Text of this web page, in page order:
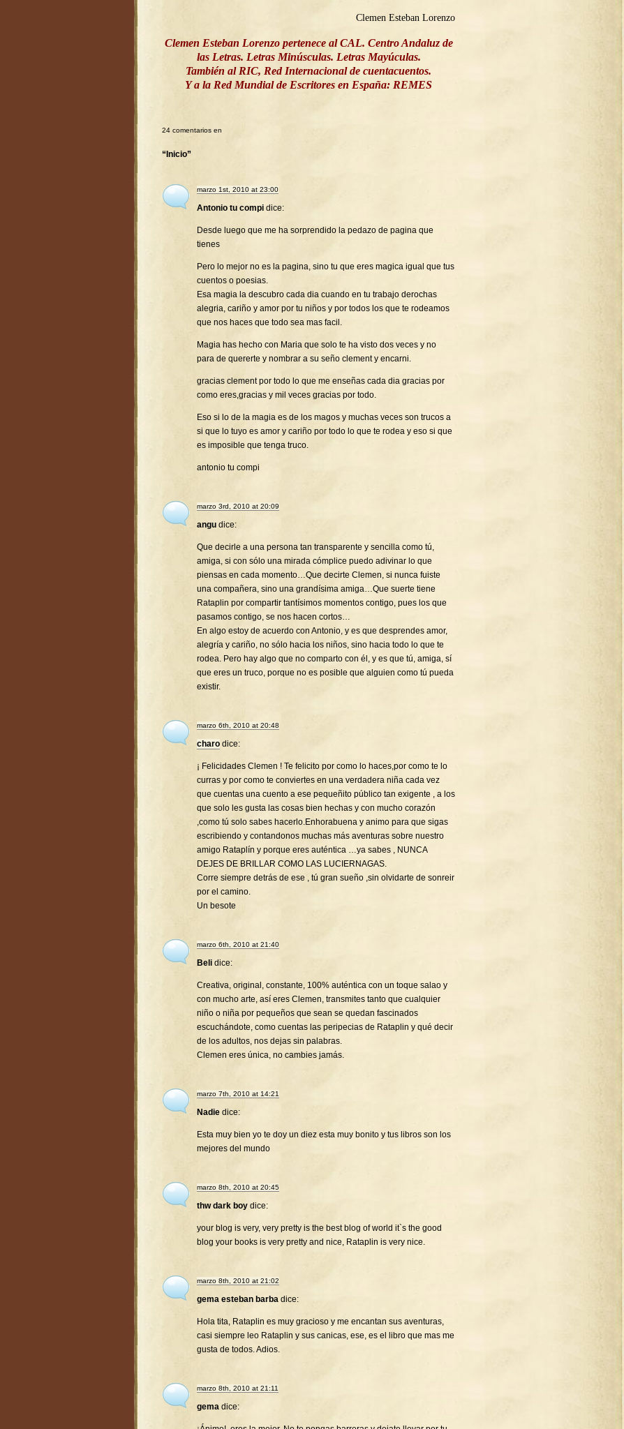
Clemen Esteban Lorenzo
Clemen Esteban Lorenzo pertenece al CAL. Centro Andaluz de
las Letras. Letras Minúsculas. Letras Mayúculas.
También al RIC, Red Internacional de cuentacuentos.
Y a la Red Mundial de Escritores en España: REMES
24 comentarios en
“Inicio”
marzo 1st, 2010 at 23:00
Antonio tu compi dice:
Desde luego que me ha sorprendido la pedazo de pagina que
tienes
Pero lo mejor no es la pagina, sino tu que eres magica igual que tus
cuentos o poesias.
Esa magia la descubro cada dia cuando en tu trabajo derochas
alegria, cariño y amor por tu niños y por todos los que te rodeamos
que nos haces que todo sea mas facil.
Magia has hecho con Maria que solo te ha visto dos veces y no
para de quererte y nombrar a su seño clement y encarni.
gracias clement por todo lo que me enseñas cada dia gracias por
como eres,gracias y mil veces gracias por todo.
Eso si lo de la magia es de los magos y muchas veces son trucos a
si que lo tuyo es amor y cariño por todo lo que te rodea y eso si que
es imposible que tenga truco.
antonio tu compi
marzo 3rd, 2010 at 20:09
angu dice:
Que decirle a una persona tan transparente y sencilla como tú,
amiga, si con sólo una mirada cómplice puedo adivinar lo que
piensas en cada momento…Que decirte Clemen, si nunca fuiste
una compañera, sino una grandísima amiga…Que suerte tiene
Rataplin por compartir tantísimos momentos contigo, pues los que
pasamos contigo, se nos hacen cortos…
En algo estoy de acuerdo con Antonio, y es que desprendes amor,
alegría y cariño, no sólo hacia los niños, sino hacia todo lo que te
rodea. Pero hay algo que no comparto con él, y es que tú, amiga, sí
que eres un truco, porque no es posible que alguien como tú pueda
existir.
marzo 6th, 2010 at 20:48
charo dice:
¡ Felicidades Clemen ! Te felicito por como lo haces,por como te lo
curras y por como te conviertes en una verdadera niña cada vez
que cuentas una cuento a ese pequeñito público tan exigente , a los
que solo les gusta las cosas bien hechas y con mucho corazón
,como tú solo sabes hacerlo.Enhorabuena y animo para que sigas
escribiendo y contandonos muchas más aventuras sobre nuestro
amigo Rataplín y porque eres auténtica …ya sabes , NUNCA
DEJES DE BRILLAR COMO LAS LUCIERNAGAS.
Corre siempre detrás de ese , tú gran sueño ,sin olvidarte de sonreir
por el camino.
Un besote
marzo 6th, 2010 at 21:40
Beli dice:
Creativa, original, constante, 100% auténtica con un toque salao y
con mucho arte, así eres Clemen, transmites tanto que cualquier
niño o niña por pequeños que sean se quedan fascinados
escuchándote, como cuentas las peripecias de Rataplin y qué decir
de los adultos, nos dejas sin palabras.
Clemen eres única, no cambies jamás.
marzo 7th, 2010 at 14:21
Nadie dice:
Esta muy bien yo te doy un diez esta muy bonito y tus libros son los
mejores del mundo
marzo 8th, 2010 at 20:45
thw dark boy dice:
your blog is very, very pretty is the best blog of world it`s the good
blog your books is very pretty and nice, Rataplin is very nice.
marzo 8th, 2010 at 21:02
gema esteban barba dice:
Hola tita, Rataplin es muy gracioso y me encantan sus aventuras,
casi siempre leo Rataplin y sus canicas, ese, es el libro que mas me
gusta de todos. Adios.
marzo 8th, 2010 at 21:11
gema dice: